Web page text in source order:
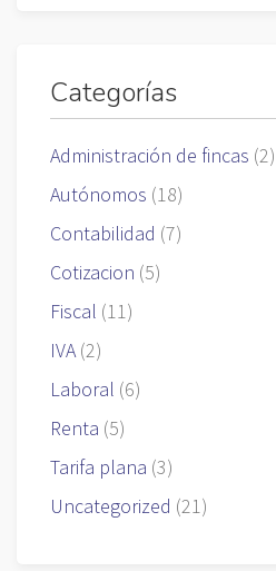
Categorías
Administración de fincas (2)
Autónomos (18)
Contabilidad (7)
Cotizacion (5)
Fiscal (11)
IVA(2)
Laboral (6)
Renta (5)
Tarifa plana (3)
Uncategorized (21)